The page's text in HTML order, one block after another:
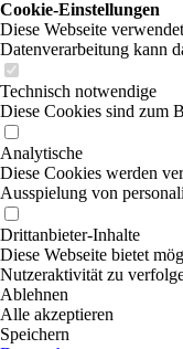
Cookie-Einstellungen
Diese Webseite
Datenverarbeitung kann
Technisch notwendige
Diese Cookies sind zum
Analytische
Diese Cookies werden
Ausspielung von
Drittanbieter-Inhalte
Diese Webseite bietet
Nutzeraktivität zu
Ablehnen
Alle akzeptieren
Speichern